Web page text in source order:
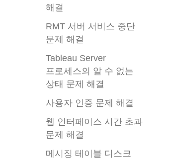
해결
RMT 서버 서비스 중단
문제 해결
Tableau Server
프로세스의 알 수 없는
상태 문제 해결
사용자 인증 문제 해결
웹 인터페이스 시간 초과
문제 해결
메시징 테이블 디스크